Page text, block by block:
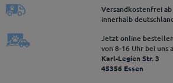
Versandkostenfrei
innerhalb
Jetzt online
von 8‑16 Uhr bei uns
Karl-Legien Str. 3
45356 Essen